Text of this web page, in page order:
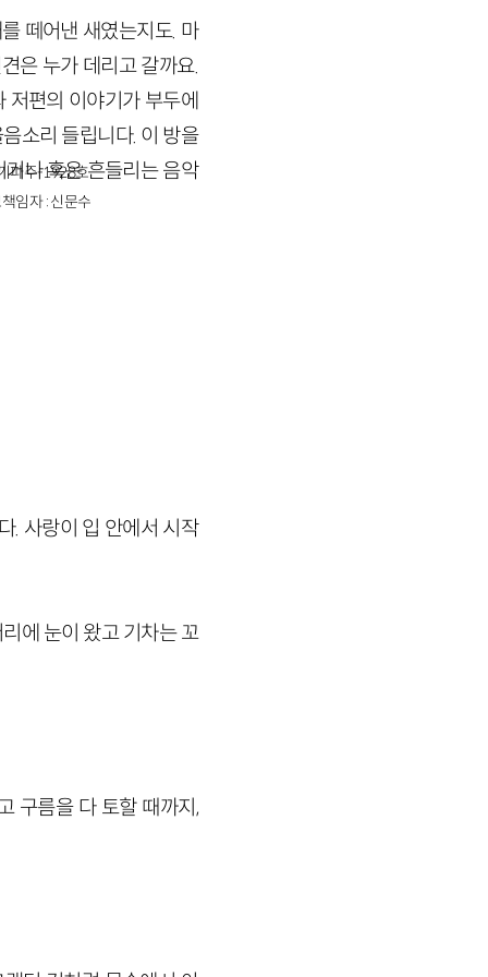
떼어낸 새였는지도. 마
은 누가 데리고 갈까요.
편의 이야기가 부두에
소리 들립니다. 이 방을
나 혹은 흔들리는 음악
. 사랑이 입 안에서 시작
에 눈이 왔고 기차는 꼬
구름을 다 토할 때까지,
파주-1928호
임자 : 신문수